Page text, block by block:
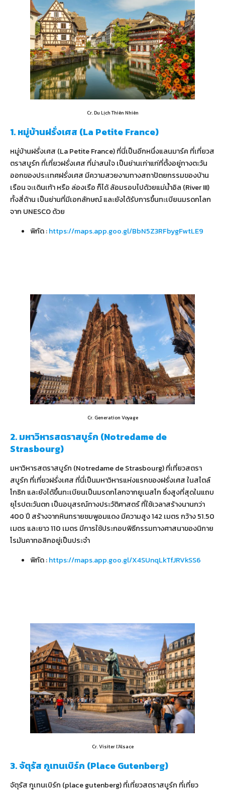
Cr. Du Lịch Thiên Nhiên
1. หมู่บ้านฝรั่งเศส (La Petite France)
หมู่บ้านฝรั่งเศส (La Petite France) ที่นี่เป็นอีกหนึ่งแลนมาร์ค ที่เที่ยวส
ตราสบูร์ก ที่เที่ยวฝรั่งเศส ที่น่าสนใจ เป็นย่านเก่าแก่ที่ตั้งอยู่ทางตะวัน
ออกของประเทศฝรั่งเศส มีความสวยงามทางสถาปัตยกรรมของบ้าน
เรือน จะเดินเท้า หรือ ล่องเรือ ก็ได้ ล้อมรอบไปด้วยแม่น้ำอิล (River III)
ทั้งสี่ด้าน เป็นย่านที่มีเอกลักษณ์ และยังได้รับการขึ้นทะเบียนมรดกโลก
จาก UNESCO ด้วย
พิกัด :https://maps.app.goo.gl/BbN5Z3RFbygFwtLE9
Cr. Generation Voyage
2. มหาวิหารสตราสบูร์ก (Notredame de
Strasbourg)
มหาวิหารสตราสบูร์ก (Notredame de Strasbourg) ที่เที่ยวสตรา
สบูร์ก ที่เที่ยวฝรั่งเศส ที่นี่เป็นมหาวิหารแห่งแรกของฝรั่งเศส ในสไตล์
โกธิก และยังได้ขึ้นทะเบียนเป็นมรดกโลกจากยูเนสโก ซึ่งสูงที่สุดในแถบ
ยุโรปตะวันตก เป็นอนุสรณ์ทางประวัติศาสตร์ ที่ใช้เวลาสร้างนานกว่า
400 ปี สร้างจากหินทรายชมพูอมแดง มีความสูง 142 เมตร กว้าง 51.50
เมตร และยาว 110 เมตร มีการใช้ประกอบพิธีกรรมทางศาสนาของนิกาย
โรมันคาทอลิกอยู่เป็นประจำ
พิกัด :https://maps.app.goo.gl/X4SUnqLkTfJRVkSS6
Cr. Visiter l’Alsace
3. จัตุรัส กูเทนเบิร์ก (Place Gutenberg)
จัตุรัส กูเทนเบิร์ก (place gutenberg) ที่เที่ยวสตราสบูร์ก ที่เที่ยว